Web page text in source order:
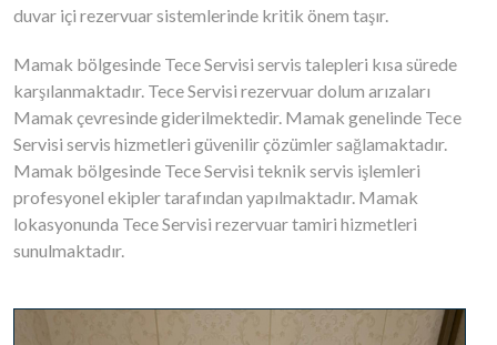
duvar içi rezervuar sistemlerinde kritik önem taşır.
Mamak bölgesinde Tece Servisi servis talepleri kısa sürede
karşılanmaktadır. Tece Servisi rezervuar dolum arızaları
Mamak çevresinde giderilmektedir. Mamak genelinde Tece
Servisi servis hizmetleri güvenilir çözümler sağlamaktadır.
Mamak bölgesinde Tece Servisi teknik servis işlemleri
profesyonel ekipler tarafından yapılmaktadır. Mamak
lokasyonunda Tece Servisi rezervuar tamiri hizmetleri
sunulmaktadır.